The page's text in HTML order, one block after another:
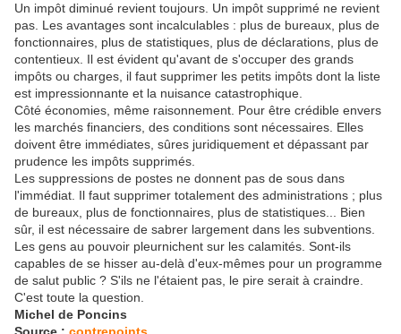
Un impôt diminué revient toujours. Un impôt supprimé ne revient
pas. Les avantages sont incalculables : plus de bureaux, plus de
fonctionnaires, plus de statistiques, plus de déclarations, plus de
contentieux. Il est évident qu'avant de s'occuper des grands
impôts ou charges, il faut supprimer les petits impôts dont la liste
est impressionnante et la nuisance catastrophique.
Côté économies, même raisonnement. Pour être crédible envers
les marchés financiers, des conditions sont nécessaires. Elles
doivent être immédiates, sûres juridiquement et dépassant par
prudence les impôts supprimés.
Les suppressions de postes ne donnent pas de sous dans
l'immédiat. Il faut supprimer totalement des administrations ; plus
de bureaux, plus de fonctionnaires, plus de statistiques... Bien
sûr, il est nécessaire de sabrer largement dans les subventions.
Les gens au pouvoir pleurnichent sur les calamités. Sont-ils
capables de se hisser au-delà d'eux-mêmes pour un programme
de salut public ? S'ils ne l'étaient pas, le pire serait à craindre.
C'est toute la question.
Michel de Poncins